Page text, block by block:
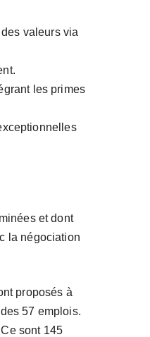
valeurs via
les primes
et dont
la négociation
proposés à
57 emplois.
sont 145